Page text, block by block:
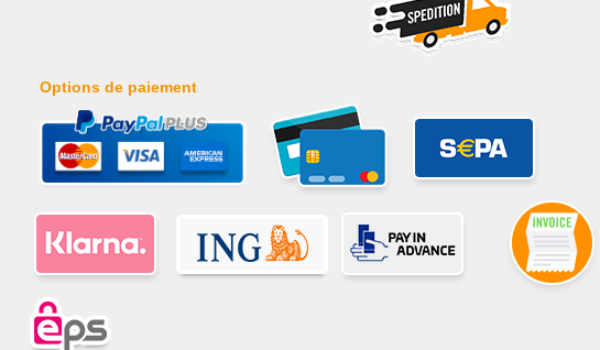
Options de paiement